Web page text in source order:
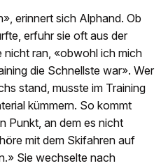
erinnert sich Alphand. Ob
erfuhr sie oft aus der
nicht ran, «obwohl ich mich
die Schnellste war». Wer
stand, musste im Training
kümmern. So kommt
Punkt, an dem es nicht
mit dem Skifahren auf
Sie wechselte nach